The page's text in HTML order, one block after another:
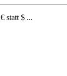
€ statt $ ...